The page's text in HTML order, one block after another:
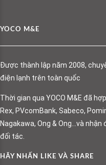
YOCO M&E
Được thành lập năm 2008,
điện lạnh trên toàn quốc
Thời gian qua YOCO M&E đã
Rex, PVcomBank, Sabeco,
Nagakawa, Ong & Ong…và
đối tác.
HÃY NHẤN LIKE VÀ SHARE